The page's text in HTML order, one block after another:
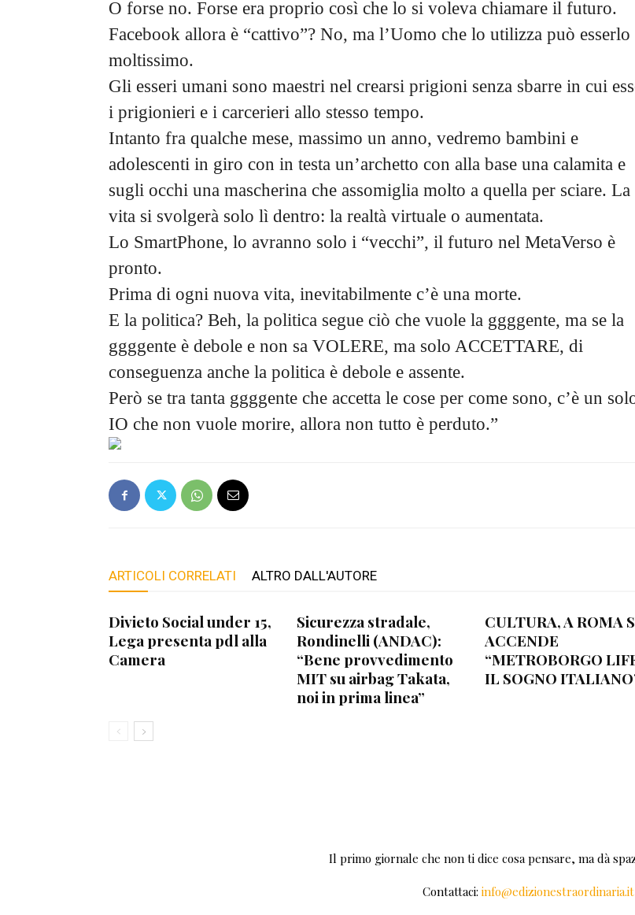
O forse no. Forse era proprio così che lo si voleva chiamare il futuro.
Facebook allora è “cattivo”? No, ma l’Uomo che lo utilizza può esserlo
moltissimo.
Gli esseri umani sono maestri nel crearsi prigioni senza sbarre in cui
i prigionieri e i carcerieri allo stesso tempo.
Intanto fra qualche mese, massimo un anno, vedremo bambini e
adolescenti in giro con in testa un’archetto con alla base una calamita e
sugli occhi una mascherina che assomiglia molto a quella per sciare. La
vita si svolgerà solo lì dentro: la realtà virtuale o aumentata.
Lo SmartPhone, lo avranno solo i “vecchi”, il futuro nel MetaVerso è
pronto.
Prima di ogni nuova vita, inevitabilmente c’è una morte.
E la politica? Beh, la politica segue ciò che vuole la ggggente, ma se la
ggggente è debole e non sa VOLERE, ma solo ACCETTARE, di
conseguenza anche la politica è debole e assente.
Però se tra tanta ggggente che accetta le cose per come sono, c’è un
IO che non vuole morire, allora non tutto è perduto.”
ARTICOLI CORRELATI ALTRO DALL'AUTORE
Divieto Social under 15,
Lega presenta pdl alla
Camera
Sicurezza stradale,
Rondinelli (ANDAC):
“Bene provvedimento
MIT su airbag Takata,
noi in prima linea”
CULTURA, A ROMA
ACCENDE
“METROBORGO
IL SOGNO
Il primo giornale che non ti dice cosa pensare, ma dà
Contattaci:info@edizionestraordinaria.it